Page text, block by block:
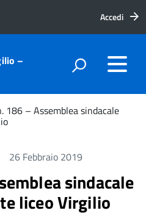
Accedi
–
186 – Assemblea sindacale
26 Febbraio 2019
sindacale
liceo Virgilio